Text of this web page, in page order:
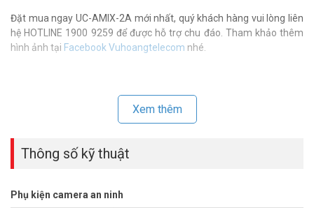
Đặt mua ngay UC-AMIX-2A mới nhất, quý khách hàng vui lòng liên
hệ HOTLINE 1900 9259 để được hỗ trợ chu đáo. Tham khảo thêm
hình ảnh tại Facebook Vuhoangtelecom nhé.
Xem thêm
Thông số kỹ thuật
Phụ kiện camera an ninh